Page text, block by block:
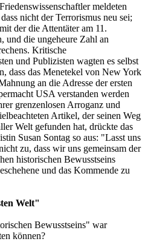
meldeten
nicht der Terrorismus neu sei;
der die Attentäter am 11.
und die ungeheure Zahl an
Kritische
und Publizisten wagten es selbst
dass das Menetekel von New York
an die Adresse der ersten
USA verstanden werden
grenzenlosen Arroganz und
Artikel, der seinen Weg
Welt gefunden hat, drückte das
Susan Sontag so aus: "Lasst uns
zu, dass wir uns gemeinsam der
historischen Bewusstseins
und das Kommende zu
Welt"
Bewusstseins" war
können?